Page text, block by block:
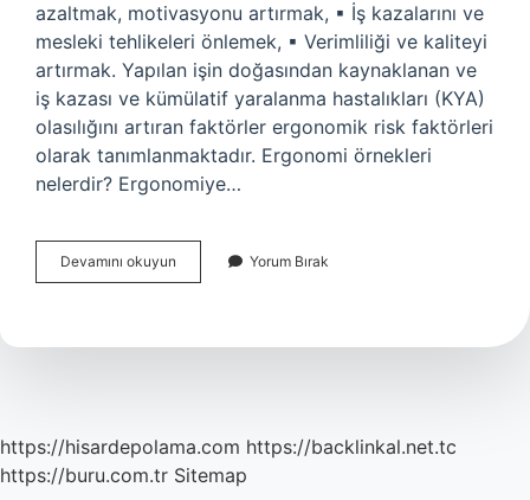
azaltmak, motivasyonu artırmak, ▪ İş kazalarını ve
mesleki tehlikeleri önlemek, ▪ Verimliliği ve kaliteyi
artırmak. Yapılan işin doğasından kaynaklanan ve
iş kazası ve kümülatif yaralanma hastalıkları (KYA)
olasılığını artıran faktörler ergonomik risk faktörleri
olarak tanımlanmaktadır. Ergonomi örnekleri
nelerdir? Ergonomiye…
Devamını okuyun Ergonomi
Amaçları
Madde
Yorum Bırak
https://hisardepolama.com https://backlinkal.net.tc
https://buru.com.tr Sitemap